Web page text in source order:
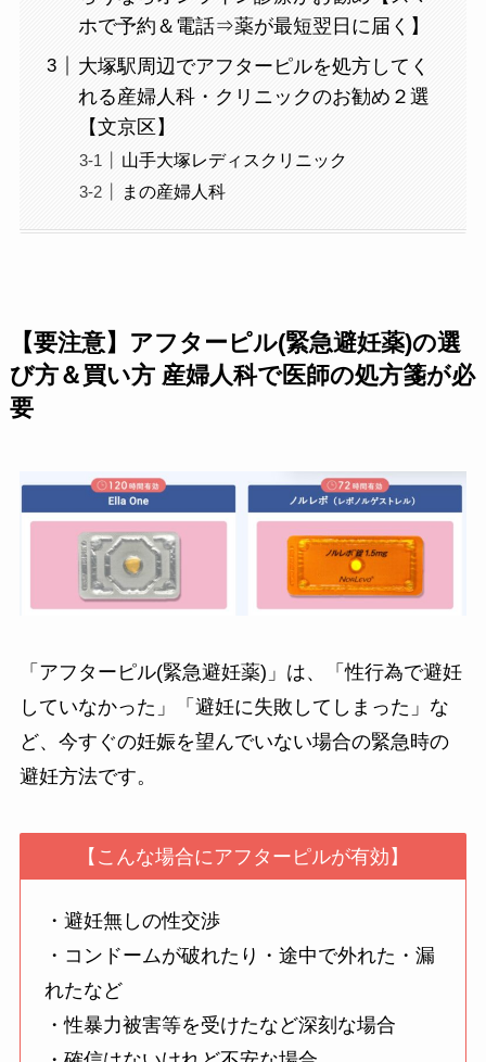
ホで予約＆電話⇒薬が最短翌日に届く】
大塚駅周辺でアフターピルを処方してく
れる産婦人科・クリニックのお勧め２選
【文京区】
山手大塚レディスクリニック
まの産婦人科
【要注意】アフターピル(緊急避妊薬)の選
び方＆買い方 産婦人科で医師の処方箋が必
要
「アフターピル(緊急避妊薬)」は、「性行為で避妊
していなかった」「避妊に失敗してしまった」な
ど、今すぐの妊娠を望んでいない場合の緊急時の
避妊方法です。
【こんな場合にアフターピルが有効】
・避妊無しの性交渉
・コンドームが破れたり・途中で外れた・漏
れたなど
・性暴力被害等を受けたなど深刻な場合